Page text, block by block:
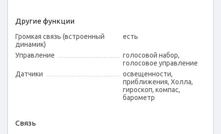
Другие функции
Громкая связь (встроенный
динамик)
есть
Управление
голосовой набор,
голосовое управление
Датчики
освещенности,
приближения, Холла,
гироскоп, компас,
барометр
Связь